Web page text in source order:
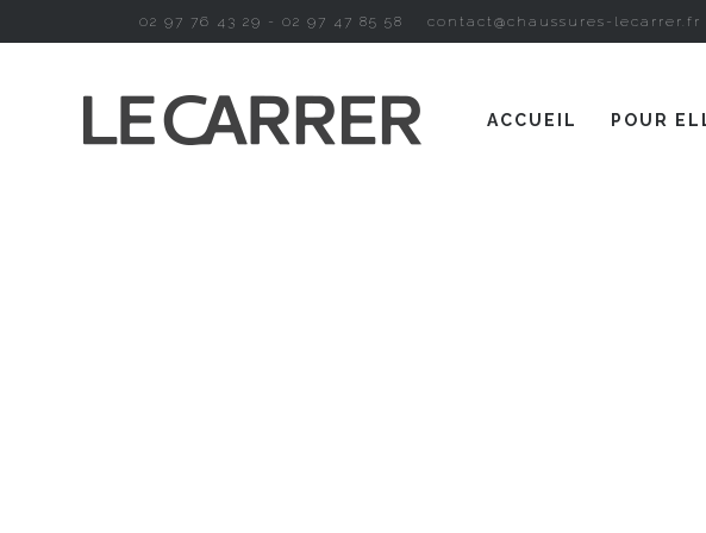
02 97 76 43 29 - 02 97 47 85 58 contact@chaussures-lecarrer.fr
ACCUEIL POUR